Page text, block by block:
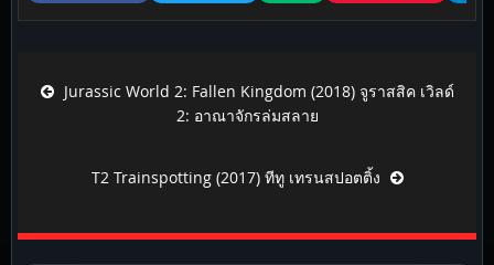
Post navigation
Jurassic World 2: Fallen Kingdom (2018) จูราสสิค เวิลด์
2: อาณาจักรล่มสลาย
T2 Trainspotting (2017) ทีทู เทรนสปอตติ้ง